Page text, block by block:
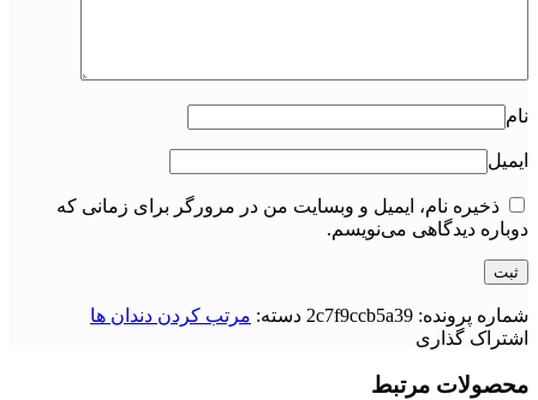
نام
ایمیل
ذخیره نام، ایمیل و وبسایت من در مرورگر برای زمانی که
دوباره دیدگاهی می‌نویسم.
شماره پرونده: 2c7f9ccb5a39 دسته: مرتب کردن دندان ها
اشتراک گذاری
محصولات مرتبط